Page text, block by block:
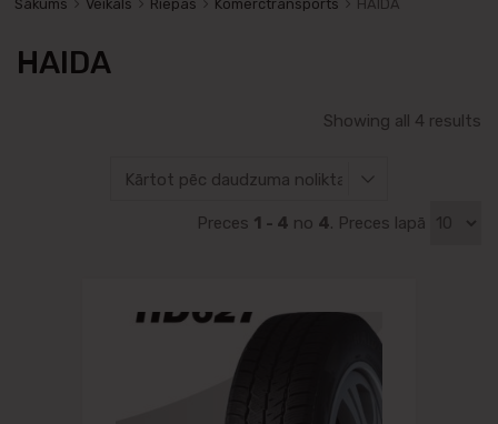
Sākums Veikals Riepas Komerctransports HAIDA
HAIDA
Showing all 4 results
Preces 1 - 4 no 4. Preces lapā